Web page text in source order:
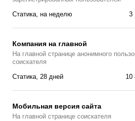
3
Статика, на неделю
Компания на главной
На главной странице анонимного
соискателя
10
Статика, 28 дней
Мобильная версия сайта
На главной странице соискателя